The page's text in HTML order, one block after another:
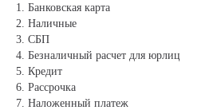
1. Банковская карта
2. Наличные
3. СБП
4. Безналичный расчет для юрлиц
5. Кредит
6. Рассрочка
7. Наложенный платеж